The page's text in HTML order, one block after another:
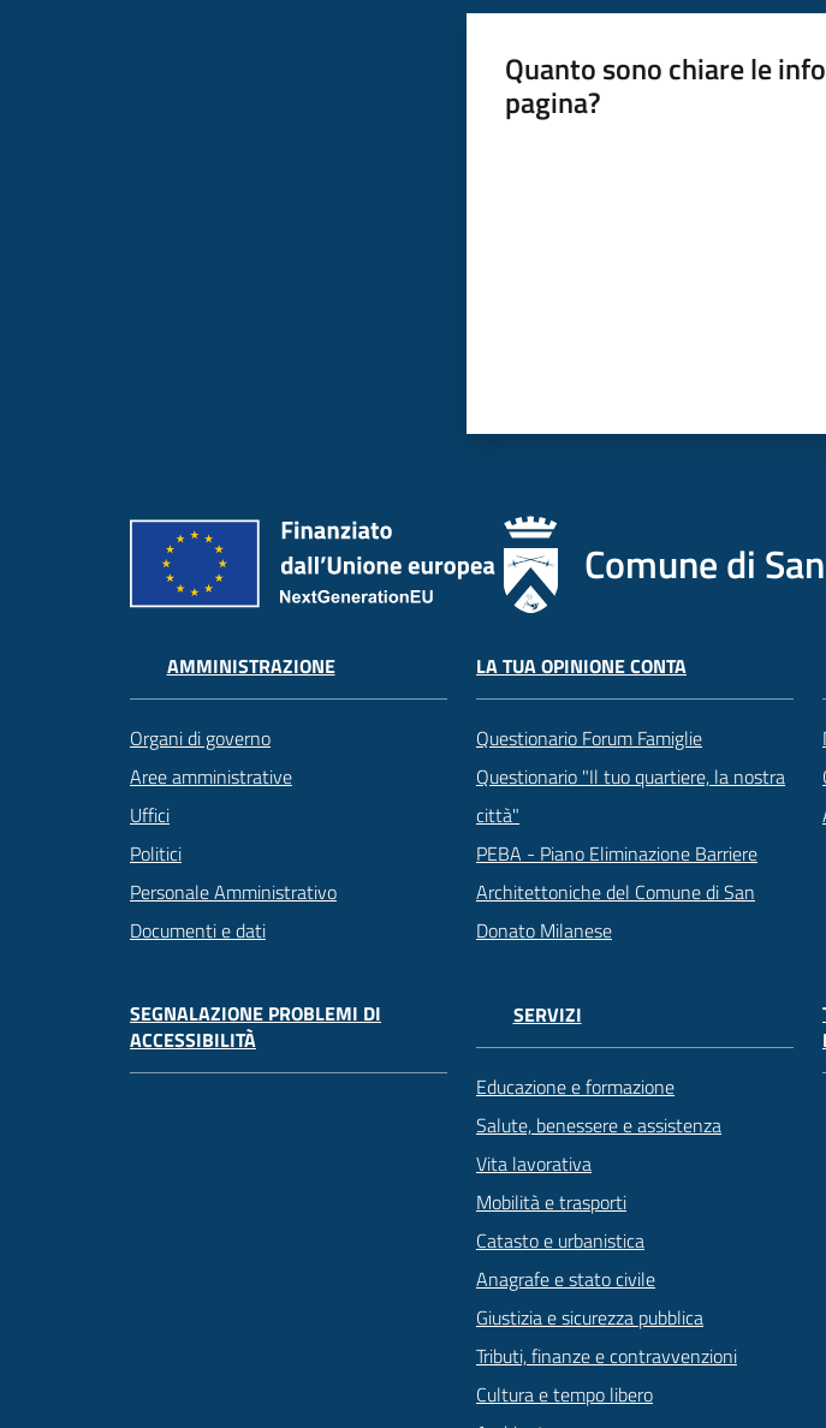
Quanto sono chiare le
pagina?
Comune di
AMMINISTRAZIONE
Organi di governo
Aree amministrative
Uffici
Politici
Personale Amministrativo
Documenti e dati
LA TUA OPINIONE CONTA
Questionario Forum Famiglie
Questionario "Il tuo quartiere, la nostra
città"
PEBA - Piano Eliminazione Barriere
Architettoniche del Comune di San
Donato Milanese
SEGNALAZIONE PROBLEMI DI
ACCESSIBILITÀ
SERVIZI
Educazione e formazione
Salute, benessere e assistenza
Vita lavorativa
Mobilità e trasporti
Catasto e urbanistica
Anagrafe e stato civile
Giustizia e sicurezza pubblica
Tributi, finanze e contravvenzioni
Cultura e tempo libero